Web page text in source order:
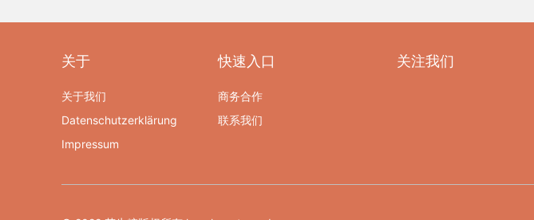
关于
关于我们
Datenschutzerklärung
Impressum
快速入口
商务合作
联系我们
关注我们